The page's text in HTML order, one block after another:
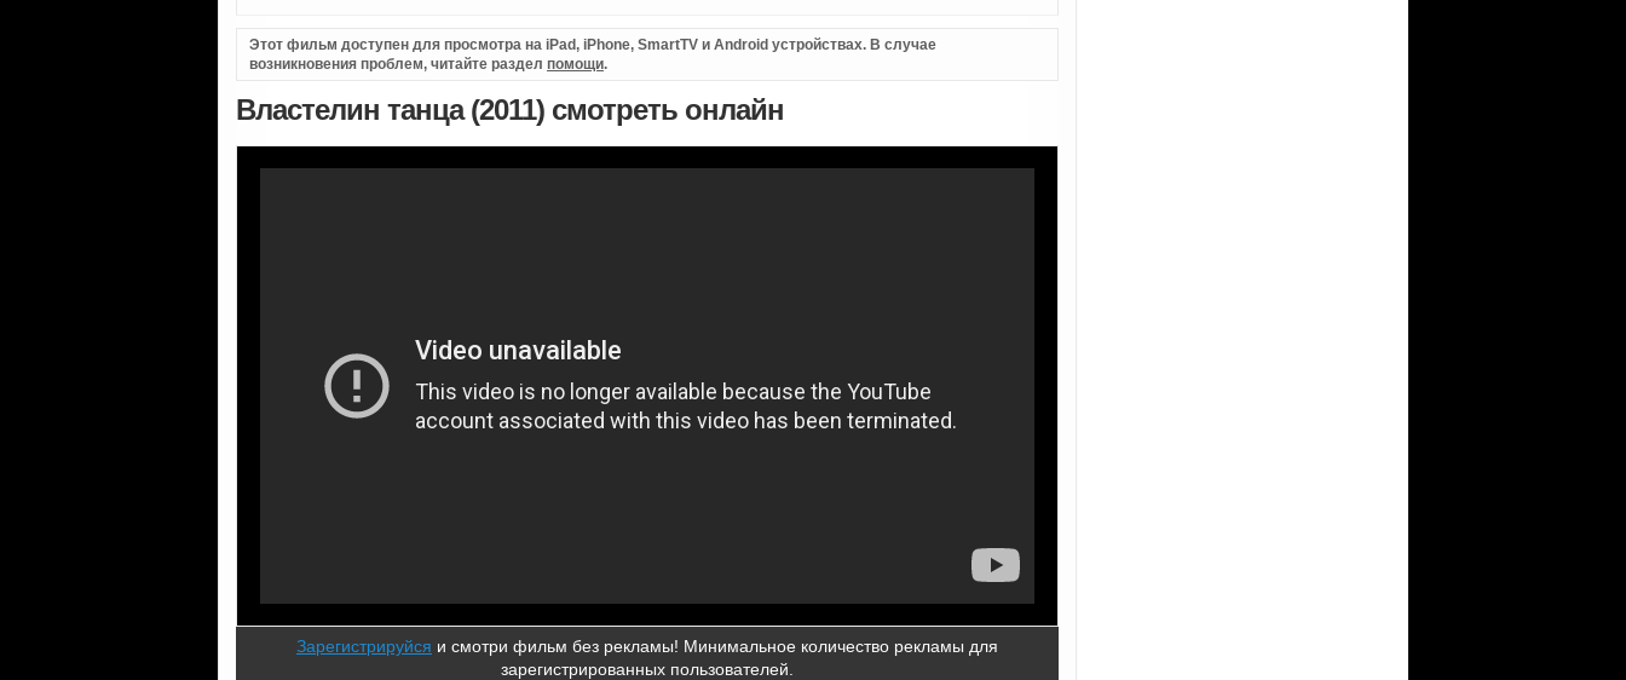
Этот фильм доступен для просмотра на iPad, iPhone, SmartTV и Android устройствах. В случае
возникновения проблем, читайте раздел помощи.
Властелин танца (2011) смотреть онлайн
Зарегистрируйся и смотри фильм без рекламы! Минимальное количество рекламы для
зарегистрированных пользователей.